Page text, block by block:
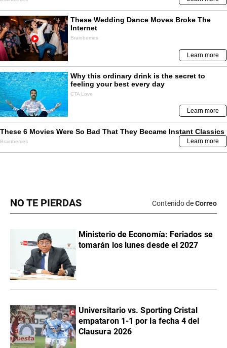
NO TE PIERDAS Contenido deCorreo
Ministerio de Economía: Feriados se
tomarán los lunes desde el 2027
Universitario vs. Sporting Cristal
empataron 1-1 por la fecha 4 del
Clausura 2026